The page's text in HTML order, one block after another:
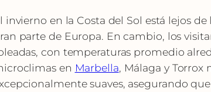
invierno en la Costa del Sol está lejos
parte de Europa. En cambio, los
con temperaturas promedio
en Marbella, Málaga y Torrox
suaves, asegurando